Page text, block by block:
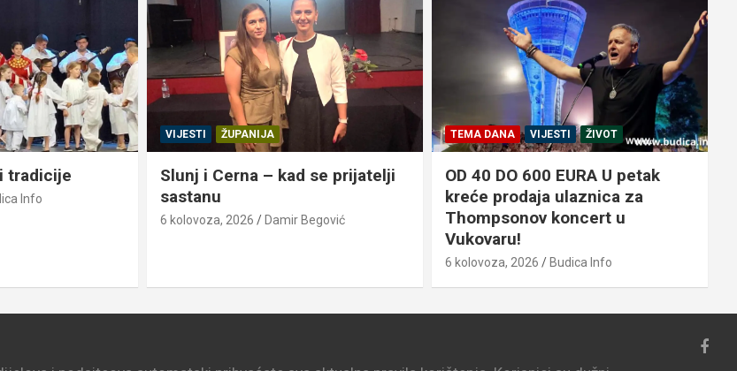
tradicije
Info
VIJESTI ŽUPANIJA
Slunj i Cerna – kad se prijatelji
sastanu
6 kolovoza, 2026 Damir Begović
TEMA DANA VIJESTI ŽIVOT
OD 40 DO 600 EURA U petak
kreće prodaja ulaznica za
Thompsonov koncert u
Vukovaru!
6 kolovoza, 2026 Budica Info